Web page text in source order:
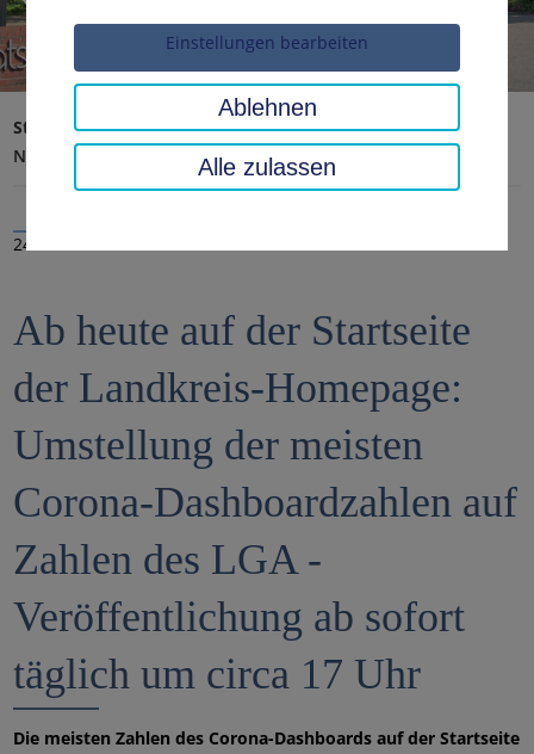
Startseite Landratsamt, Landkreis
Aktuelles
Nachrichten
24.06.2021
Ab heute auf der Startseite
der Landkreis-Homepage:
Umstellung der meisten
Corona-Dashboardzahlen auf
Zahlen des LGA -
Veröffentlichung ab sofort
täglich um circa 17 Uhr
Die meisten Zahlen des Corona-Dashboards auf der Startseite
Einstellungen bearbeiten
Ablehnen
Alle zulassen